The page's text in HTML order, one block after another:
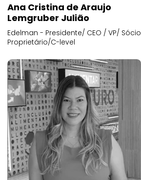
Ana Cristina de Araujo
Lemgruber Julião
Edelman - Presidente/ CEO / VP/ Sócio
Proprietário/C-level